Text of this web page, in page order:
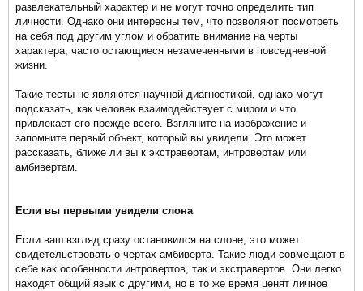
развлекательный характер и не могут точно определить тип
личности. Однако они интересны тем, что позволяют посмотреть
на себя под другим углом и обратить внимание на черты
характера, часто остающиеся незамеченными в повседневной
жизни.
Такие тесты не являются научной диагностикой, однако могут
подсказать, как человек взаимодействует с миром и что
привлекает его прежде всего. Взгляните на изображение и
запомните первый объект, который вы увидели. Это может
рассказать, ближе ли вы к экстравертам, интровертам или
амбивертам.
Если вы первыми увидели слона
Если ваш взгляд сразу остановился на слоне, это может
свидетельствовать о чертах амбиверта. Такие люди совмещают в
себе как особенности интровертов, так и экстравертов. Они легко
находят общий язык с другими, но в то же время ценят личное